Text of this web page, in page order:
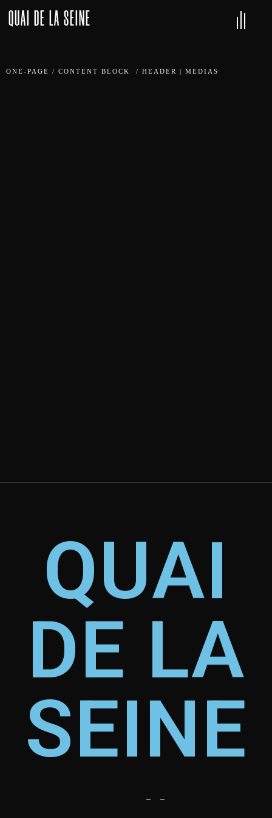
QUAI DE LA SEINE
ONE-PAGE / CONTENT BLOCK / HEADER | MEDIAS
QUAI
DE LA
SEINE